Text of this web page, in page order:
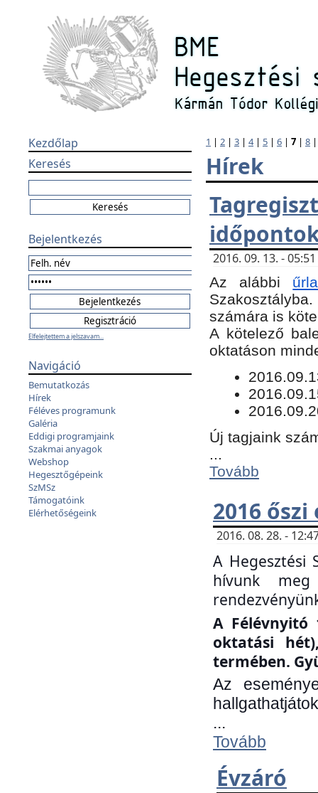
Kezdőlap
Keresés
Bejelentkezés
Elfelejtettem a jelszavam...
Navigáció
Bemutatkozás
Hírek
Féléves programunk
Galéria
Eddigi programjaink
Szakmai anyagok
Webshop
Hegesztőgépeink
SzMSz
Támogatóink
Elérhetőségeink
1 | 2 | 3 | 4| 5 | 6 | 7 | 8
Hírek
2016. 09. 13. -
Az alábbi
számára is
​A kötelező
oktatáson
Új tagjaink
...
Tovább
2016
2016. 08. 28. -
A Hegesztési
hívunk
A Félévnyitó
oktatási
termében.
Az
...
Tovább
Évzáró